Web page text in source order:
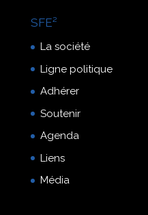
SFE²
La société
Ligne politique
Adhérer
Soutenir
Agenda
Liens
Média